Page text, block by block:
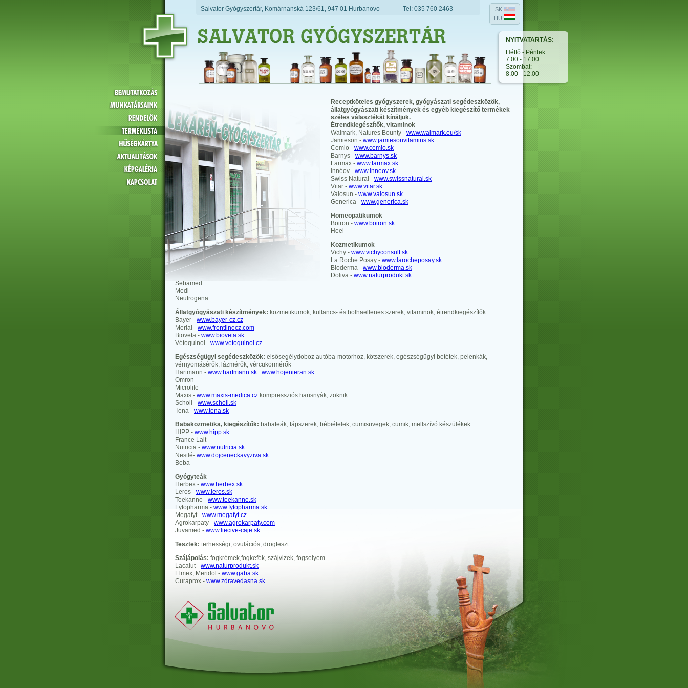
Salvator Gyógyszertár, Komárnanská 123/61, 947 01 Hurbanovo Tel: 035 760 2463
SK
HU
NYITVATARTÁS:
Hétfő - Péntek:
7.00 - 17.00
Szombat:
8.00 - 12.00
Receptköteles gyógyszerek, gyógyászati segédeszközök,
állatgyógyászati készítmények és egyéb kiegészítő termékek
széles választékát kínáljuk.
Étrendkiegészítők, vitaminok
Walmark, Natures Bounty - www.walmark.eu/sk
Jamieson - www.jamiesonvitamins.sk
Cemio - www.cemio.sk
Barnys - www.barnys.sk
Farmax - www.farmax.sk
Innéov - www.inneov.sk
Swiss Natural - www.swissnatural.sk
Vitar - www.vitar.sk
Valosun - www.valosun.sk
Generica - www.generica.sk
Homeopatikumok
Boiron - www.boiron.sk
Heel
Kozmetikumok
Vichy - www.vichyconsult.sk
La Roche Posay - www.larocheposay.sk
Bioderma - www.bioderma.sk
Doliva - www.naturprodukt.sk
Sebamed
Medi
Neutrogena
Állatgyógyászati készítmények: kozmetikumok, kullancs- és bolhaellenes szerek, vitaminok, étrendkiegészítők
Bayer - www.bayer-cz.cz
Merial - www.frontlinecz.com
Bioveta - www.bioveta.sk
Vétoquinol - www.vetoquinol.cz
Egészségügyi segédeszközök: elsősegélydoboz autóba-motorhoz, kötszerek, egészségügyi betétek, pelenkák,
vérnyomásérők, lázmérők, vércukormérők
Hartmann - www.hartmann.sk
www.hojenieran.sk
Omron
Microlife
Maxis - www.maxis-medica.cz kompressziós harisnyák, zoknik
Scholl - www.scholl.sk
Tena - www.tena.sk
Babakozmetika, kiegészítők: babateák, tápszerek, bébiételek, cumisüvegek, cumik, mellszívó készülékek
HIPP - www.hipp.sk
France Lait
Nutricia - www.nutricia.sk
Nestlé- www.dojceneckavyziva.sk
Beba
Gyógyteák
Herbex - www.herbex.sk
Leros - www.leros.sk
Teekanne - www.teekanne.sk
Fytopharma - www.fytopharma.sk
Megafyt - www.megafyt.cz
Agrokarpaty - www.agrokarpaty.com
Juvamed - www.liecive-caje.sk
Tesztek: terhességi, ovulációs, drogteszt
Szájápolás: fogkrémek,fogkefék, szájvizek, fogselyem
Lacalut - www.naturprodukt.sk
Elmex, Meridol - www.gaba.sk
Curaprox - www.zdravedasna.sk